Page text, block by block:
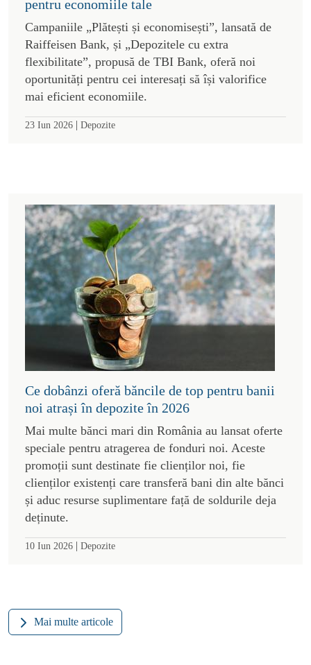
pentru economiile tale
Campaniile „Plătești și economisești”, lansată de
Raiffeisen Bank, și „Depozitele cu extra
flexibilitate”, propusă de TBI Bank, oferă noi
oportunități pentru cei interesați să își valorifice
mai eficient economiile.
23 Iun 2026 | Depozite
Ce dobânzi oferă băncile de top pentru banii
noi atrași în depozite în 2026
Mai multe bănci mari din România au lansat oferte
speciale pentru atragerea de fonduri noi. Aceste
promoții sunt destinate fie clienților noi, fie
clienților existenți care transferă bani din alte bănci
și aduc resurse suplimentare față de soldurile deja
deținute.
10 Iun 2026 | Depozite
Mai multe articole